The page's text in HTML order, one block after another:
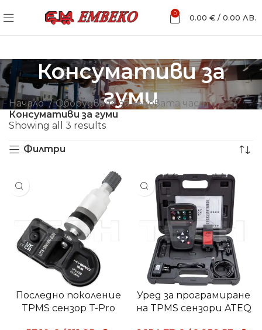
0 0.00 € / 0.00 ЛВ.
Консумативи за
гуми
Начало
Оборудване за ходовата част
Консумативи за гуми
Showing all 3 results
Филтри
Последно поколение
TPMS сензор T-Pro
Уред за програмиране
на TPMS сензори ATEQ